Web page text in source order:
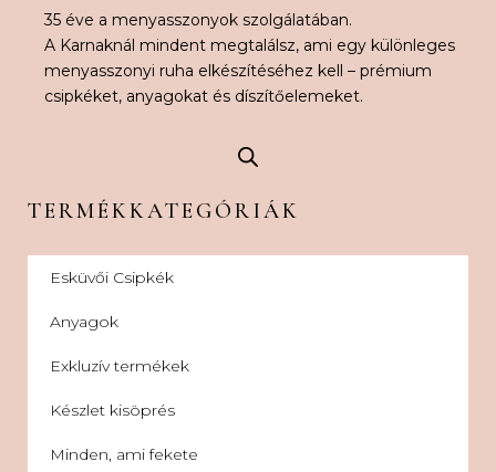
35 éve a menyasszonyok szolgálatában.
A Karnaknál mindent megtalálsz, ami egy különleges
menyasszonyi ruha elkészítéséhez kell – prémium
csipkéket, anyagokat és díszítőelemeket.
TERMÉKKATEGÓRIÁK
Esküvői Csipkék
Anyagok
Exkluzív termékek
Készlet kisöprés
Minden, ami fekete